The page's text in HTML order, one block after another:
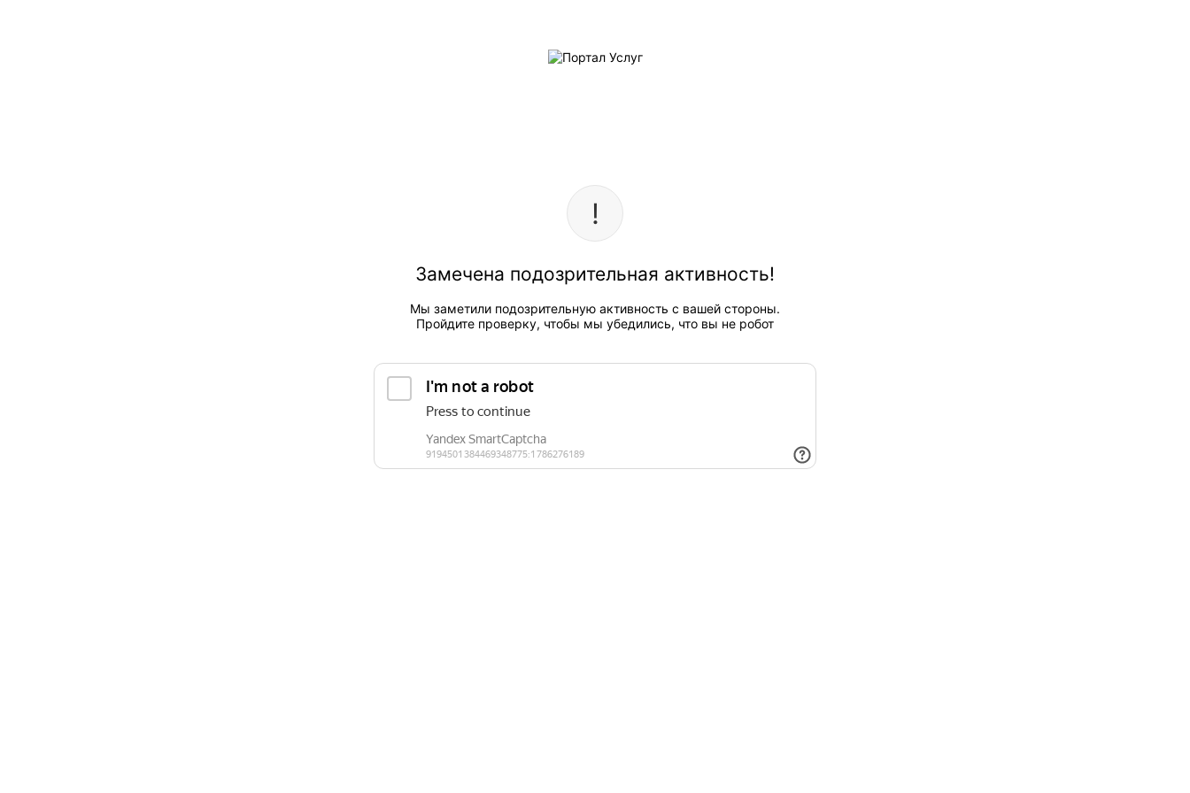
Замечена подозрительная активность!
Мы заметили подозрительную активность с вашей стороны.
Пройдите проверку, чтобы мы убедились, что вы не робот